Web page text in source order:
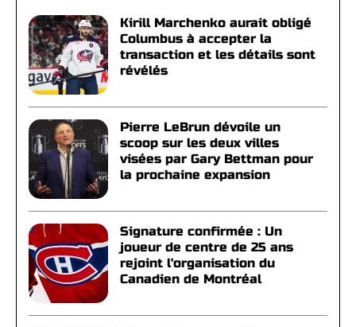
Kirill Marchenko aurait obligé
Columbus à accepter la
transaction et les détails sont
révélés
Pierre LeBrun dévoile un
scoop sur les deux villes
visées par Gary Bettman pour
la prochaine expansion
Signature confirmée : Un
joueur de centre de 25 ans
rejoint l'organisation du
Canadien de Montréal